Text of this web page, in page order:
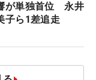
が単独首位 永井
子ら1差追走